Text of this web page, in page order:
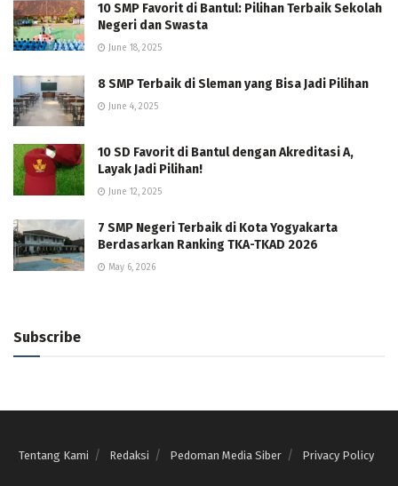
10 SMP Favorit di Bantul: Pilihan Terbaik Sekolah
Negeri dan Swasta
June 18, 2025
8 SMP Terbaik di Sleman yang Bisa Jadi Pilihan
June 4, 2025
10 SD Favorit di Bantul dengan Akreditasi A,
Layak Jadi Pilihan!
June 12, 2025
7 SMP Negeri Terbaik di Kota Yogyakarta
Berdasarkan Ranking TKA-TKAD 2026
May 6, 2026
Subscribe
Tentang Kami Redaksi Pedoman Media Siber Privacy Policy